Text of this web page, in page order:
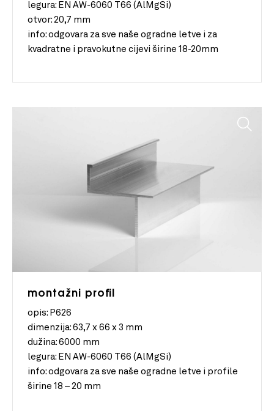
legura: EN AW-6060 T66 (AlMgSi)
otvor: 20,7 mm
info: odgovara za sve naše ogradne letve i za
kvadratne i pravokutne cijevi širine 18-20mm
montažni profil
opis: P626
dimenzija: 63,7 x 66 x 3 mm
dužina: 6000 mm
legura: EN AW-6060 T66 (AlMgSi)
info: odgovara za sve naše ogradne letve i profile
širine 18 – 20 mm